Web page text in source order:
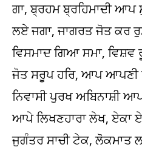
ਗਾ, ਬ੍ਰਹਮ ਬ੍ਰਹਿਮਾਦੀ
ਲਏ ਜਗਾ, ਜਾਗਰਤ ਜੋਤ ਕਰ
ਵਿਸਮਾਦ ਗਿਆ ਸਮਾ,
ਜੋਤ ਸਰੂਪ ਹਰਿ, ਆਪ ਆਪਣੀ
ਨਿਵਾਸੀ ਪੁਰਖ ਅਬਿਨਾਸ਼ੀ
ਆਪੇ ਲਿਖਣਹਾਰਾ ਲੇਖ, ਏਕਾ
ਜੁਗੰਤਰ ਸਾਚੀ ਟੇਕ, ਲੋਕਮਾਤ